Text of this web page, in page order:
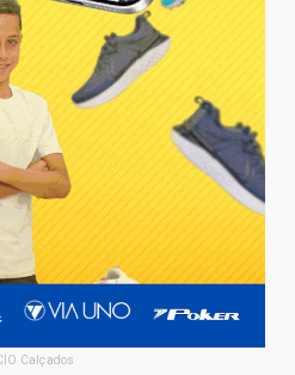
Calçados